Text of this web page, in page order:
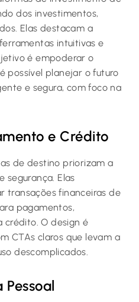
dos investimentos,
Elas destacam a
intuitivas e
é empoderar o
possível planejar o futuro
e segura, com foco na
e Crédito
de destino priorizam a
segurança. Elas
transações financeiras de
pagamentos,
crédito. O design é
CTAs claros que levam a
descomplicados.
Pessoal